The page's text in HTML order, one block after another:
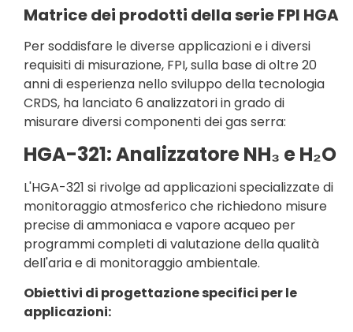
Matrice dei prodotti della serie FPI HGA
Per soddisfare le diverse applicazioni e i diversi
requisiti di misurazione, FPI, sulla base di oltre 20
anni di esperienza nello sviluppo della tecnologia
CRDS, ha lanciato 6 analizzatori in grado di
misurare diversi componenti dei gas serra:
HGA-321: Analizzatore NH₃ e H₂O
L'HGA-321 si rivolge ad applicazioni specializzate di
monitoraggio atmosferico che richiedono misure
precise di ammoniaca e vapore acqueo per
programmi completi di valutazione della qualità
dell'aria e di monitoraggio ambientale.
Obiettivi di progettazione specifici per le
applicazioni: